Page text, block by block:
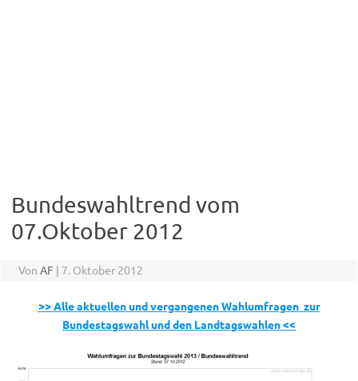
Bundeswahltrend vom
07.Oktober 2012
Von AF | 7. Oktober 2012
>> Alle aktuellen und vergangenen Wahlumfragen zur
Bundestagswahl und den Landtagswahlen <<